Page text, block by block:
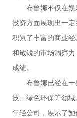
布鲁娜不仅在
投资方面展现出一
积累了丰富的商业
和敏锐的市场洞察
成绩。
布鲁娜已经在
技、绿色环保等领
年轻公司，展示了她